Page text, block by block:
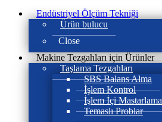
Endüstriyel Ölçüm Tekniği
Ürün bulucu
Close
Makine Tezgahları için Ürünler
Taşlama Tezgahları
SBS Balans Alma
İşlem Kontrol
İşlem İçi Mastarlama
Temaslı Problar